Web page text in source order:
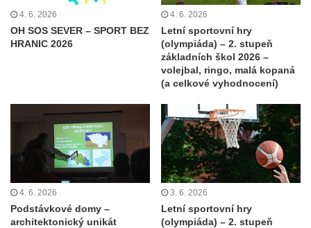
4. 6. 2026
OH SOS SEVER – SPORT BEZ
HRANIC 2026
4. 6. 2026
Letní sportovní hry
(olympiáda) – 2. stupeň
základních škol 2026 –
volejbal, ringo, malá kopaná
(a celkové vyhodnocení)
4. 6. 2026
Podstávkové domy –
architektonický unikát
3. 6. 2026
Letní sportovní hry
(olympiáda) – 2. stupeň